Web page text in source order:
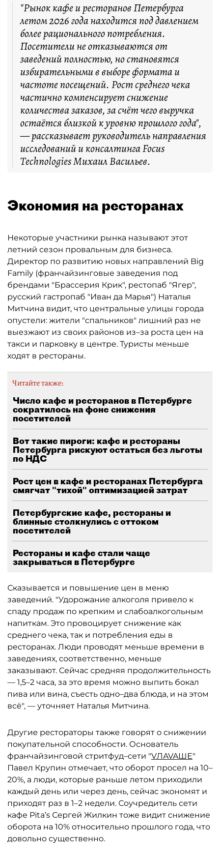
"Рынок кафе и ресторанов Петербурга
летом 2026 года находится под давлением
более рационального потребления.
Посетители не отказываются от
заведений полностью, но становятся
избирательными в выборе формата и
частоте посещений. Рост среднего чека
частично компенсирует снижение
количества заказов, за счёт чего выручка
остаётся близкой к уровню прошлого года",
— рассказывает руководитель направления
исследований и консалтинга Focus
Technologies Михаил Васильев.
Экономия на ресторанах
Некоторые участники рынка называют этот
летний сезон провальным для бизнеса.
Директор по развитию новых направлений Big
Family (франчайзинговые заведения под
брендами "Брассерия Крик", рестопаб "Ягер",
русский гастропаб "Иван да Марья") Наталья
Митчина видит, что центральные улицы города
опустели: жители "спальников" лишний раз не
выезжают из своих районов из–за роста цен на
такси и парковку в центре. Туристы меньше
ходят в рестораны.
Читайте также:
Число кафе и ресторанов в Петербурге
сократилось на фоне снижения
посетителей
Вот такие пироги: кафе и рестораны
Петербурга рискуют остаться без льготы
по НДС
Рост цен в кафе и ресторанах Петербурга
смягчат "тихой" оптимизацией затрат
Петербургские кафе, рестораны и
блинные столкнулись с оттоком
посетителей
Рестораны и кафе стали чаще
закрываться в Петербурге
Сказывается и повышение цен в меню
заведений. "Удорожание алкоголя привело к
спаду продаж по крепким и слабоалкогольным
напиткам. Это провоцирует снижение как
среднего чека, так и потребления еды в
ресторанах. Люди проводят меньше времени в
заведениях, соответственно, меньше
заказывают. Сейчас средняя продолжительность
— 1,5–2 часа, за это время можно выпить бокал
пива или вина, съесть одно–два блюда, и на этом
всё", — уточняет Наталья Митчина.
Другие рестораторы также говорят о снижении
покупательной способности. Основатель
франчайзинговой стритфуд–сети "VЛAVAШЕ"
Павел Крупин отмечает, что оборот просел на 10–
20%, а люди, которые раньше летом приходили
каждый день или через день, сейчас экономят и
приходят раз в 1–2 недели. Соучредитель сети
кафе Pita’s Сергей Жилкин тоже видит снижение
оборота на 10% относительно прошлого года, что
довольно существенно.